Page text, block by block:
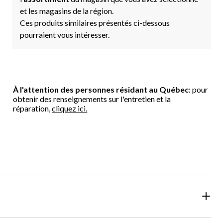
et les magasins de la région.
Ces produits similaires présentés ci-dessous
pourraient vous intéresser.
À l'attention des personnes résidant au Québec: pour
obtenir des renseignements sur l'entretien et la
réparation,cliquez ici.